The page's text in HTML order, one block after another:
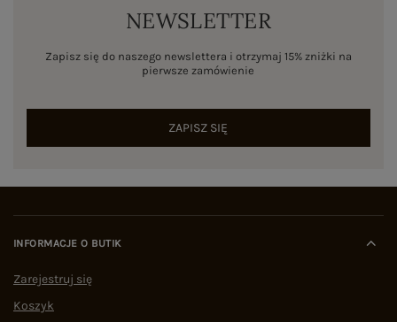
NEWSLETTER
Zapisz się do naszego newslettera i otrzymaj 15% zniżki na
pierwsze zamówienie
ZAPISZ SIĘ
INFORMACJE O BUTIK
Zarejestruj się
Koszyk